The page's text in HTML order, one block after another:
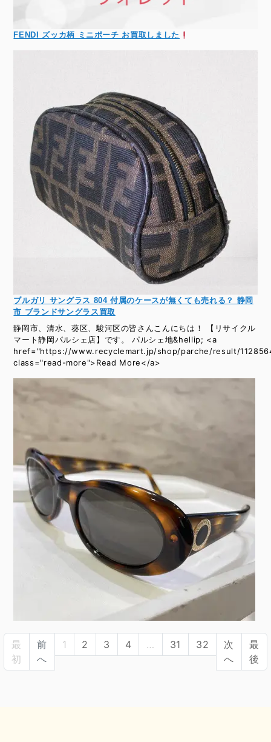
FENDI ズッカ柄 ミニポーチ お買取しました
ブルガリ サングラス 804 付属のケースが無くても売れる？ 静岡
市 ブランドサングラス買取
静岡市、清水、葵区、駿河区の皆さんこんにちは！ 【リサイクル
マート静岡パルシェ店】です。 パルシェ地&hellip; <a
href="https://www.recyclemart.jp/shop/parche/result/
class="read-more">Read More</a>
最
初
前
へ
1 2 3 4 … 31 32
次
へ
最
後